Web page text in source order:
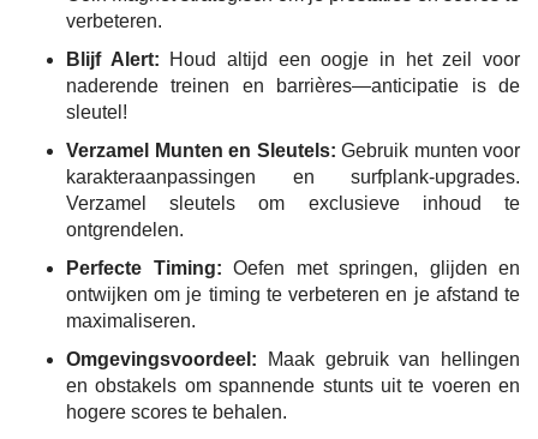
verbeteren.
Blijf Alert: Houd altijd een oogje in het zeil voor
naderende treinen en barrières—anticipatie is de
sleutel!
Verzamel Munten en Sleutels: Gebruik munten voor
karakteraanpassingen en surfplank-upgrades.
Verzamel sleutels om exclusieve inhoud te
ontgrendelen.
Perfecte Timing: Oefen met springen, glijden en
ontwijken om je timing te verbeteren en je afstand te
maximaliseren.
Omgevingsvoordeel: Maak gebruik van hellingen
en obstakels om spannende stunts uit te voeren en
hogere scores te behalen.